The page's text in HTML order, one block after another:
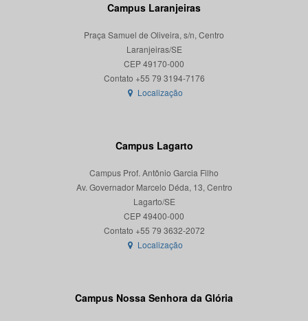
Campus Laranjeiras
Praça Samuel de Oliveira, s/n, Centro
Laranjeiras/SE
CEP 49170-000
Localização
Campus Lagarto
Campus Prof. Antônio Garcia Filho
Av. Governador Marcelo Déda, 13, Centro
Lagarto/SE
CEP 49400-000
Localização
Campus Nossa Senhora da Glória